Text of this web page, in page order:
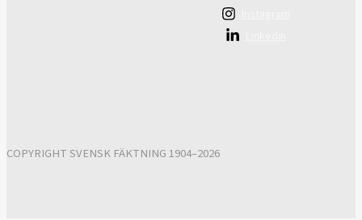
COPYRIGHT SVENSK FÄKTNING 1904–2026